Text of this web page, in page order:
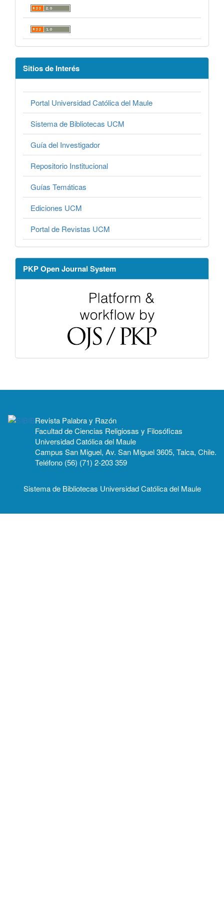
Sitios de Interés
Portal Universidad Católica del Maule
Sistema de Bibliotecas UCM
Guía del Investigador
Repositorio Institucional
Guías Temáticas
Ediciones UCM
Portal de Revistas UCM
PKP Open Journal System
Revista Palabra y Razón
Facultad de Ciencias Religiosas y Filosóficas
Universidad Católica del Maule
Campus San Miguel, Av. San Miguel 3605, Talca, Chile.
Teléfono (56) (71) 2-203 359
Sistema de Bibliotecas Universidad Católica del Maule